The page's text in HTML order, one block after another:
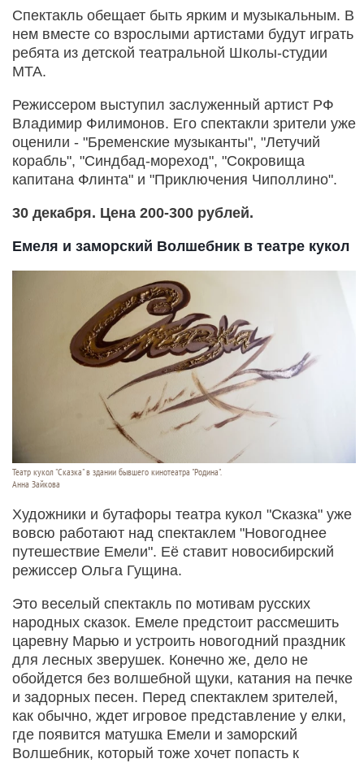
Спектакль обещает быть ярким и музыкальным. В
нем вместе со взрослыми артистами будут играть
ребята из детской театральной Школы-студии
МТА.
Режиссером выступил заслуженный артист РФ
Владимир Филимонов. Его спектакли зрители уже
оценили - "Бременские музыканты", "Летучий
корабль", "Синдбад-мореход", "Сокровища
капитана Флинта" и "Приключения Чиполлино".
30 декабря. Цена 200-300 рублей.
Емеля и заморский Волшебник в театре кукол
Театр кукол "Сказка" в здании бывшего кинотеатра "Родина".
Анна Зайкова
Художники и бутафоры театра кукол "Сказка" уже
вовсю работают над спектаклем "Новогоднее
путешествие Емели". Её ставит новосибирский
режиссер Ольга Гущина.
Это веселый спектакль по мотивам русских
народных сказок. Емеле предстоит рассмешить
царевну Марью и устроить новогодний праздник
для лесных зверушек. Конечно же, дело не
обойдется без волшебной щуки, катания на печке
и задорных песен. Перед спектаклем зрителей,
как обычно, ждет игровое представление у елки,
где появится матушка Емели и заморский
Волшебник, который тоже хочет попасть к